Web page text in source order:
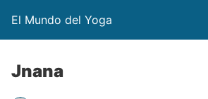
El Mundo del Yoga
Jnana